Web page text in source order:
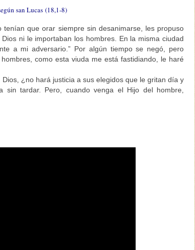
san Lucas (18,1-8)
que orar siempre sin desanimarse, les propuso
ni le importaban los hombres. En la misma ciudad
a mi adversario.” Por algún tiempo se negó, pero
como esta viuda me está fastidiando, le haré
¿no hará justicia a sus elegidos que le gritan día y
tardar. Pero, cuando venga el Hijo del hombre,